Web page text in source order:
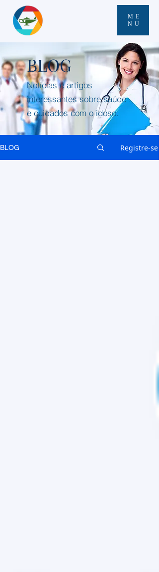
ME
NU
BLOG
Notícias e artigos
interessantes sobre saúde
e cuidados com o idoso.
BLOG Registre-se